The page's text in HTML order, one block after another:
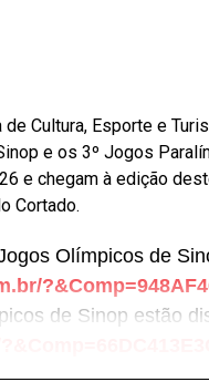
Cultura, Esporte e
e os 3º Jogos
e chegam à edição
Cortado.
Olímpicos de
de Sinop estão